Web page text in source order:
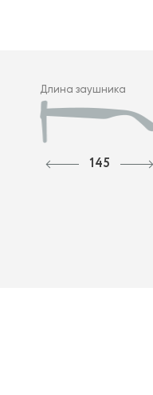
Длина заушника
145